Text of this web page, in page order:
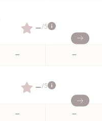
–/5
– –
–/5
– –